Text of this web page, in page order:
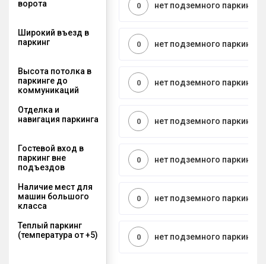
ворота нет подземного паркинга
0
Широкий въезд в
паркинг
нет подземного паркинга
0
Высота потолка в
паркинге до
коммуникаций
нет подземного паркинга
0
Отделка и
навигация паркинга
нет подземного паркинга
0
Гостевой вход в
паркинг вне
подъездов
нет подземного паркинга
0
Наличие мест для
машин большого
класса
нет подземного паркинга
0
Теплый паркинг
(температура от +5)
нет подземного паркинга
0